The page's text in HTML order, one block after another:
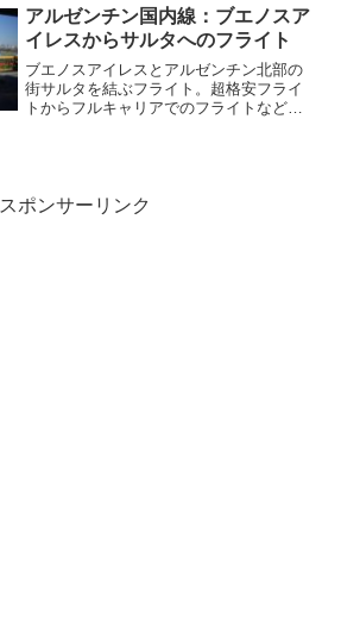
クセスしましたので、空港バスの利用方
法について詳細に記載したいと思いま
す。
アルゼンチン国内線：ブエノスア
イレスからサルタへのフライト
ブエノスアイレスとアルゼンチン北部の
街サルタを結ぶフライト。超格安フライ
トからフルキャリアでのフライトなど多
んなブエノスアイレスからサルタまでの
フライトを紹介します。
スポンサーリンク